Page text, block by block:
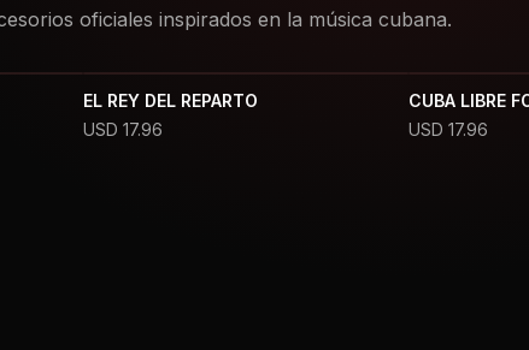
oficiales inspirados en la música cubana.
EL REY DEL REPARTO
USD 17.96
CUBA LIBRE
USD 17.96